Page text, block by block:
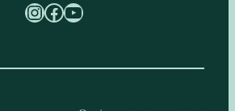
InstagramFacebook YouTube